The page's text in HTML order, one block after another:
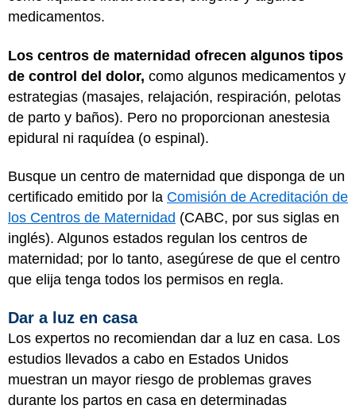
medicamentos.
Los centros de maternidad ofrecen algunos tipos
de control del dolor, como algunos medicamentos y
estrategias (masajes, relajación, respiración, pelotas
de parto y baños). Pero no proporcionan anestesia
epidural ni raquídea (o espinal).
Busque un centro de maternidad que disponga de un
certificado emitido por la Comisión de Acreditación de
los Centros de Maternidad (CABC, por sus siglas en
inglés). Algunos estados regulan los centros de
maternidad; por lo tanto, asegúrese de que el centro
que elija tenga todos los permisos en regla.
Dar a luz en casa
Los expertos no recomiendan dar a luz en casa. Los
estudios llevados a cabo en Estados Unidos
muestran un mayor riesgo de problemas graves
durante los partos en casa en determinadas